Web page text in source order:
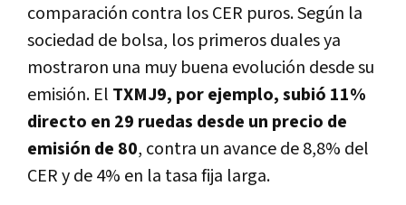
comparación contra los CER puros. Según la
sociedad de bolsa, los primeros duales ya
mostraron una muy buena evolución desde su
emisión. El TXMJ9, por ejemplo, subió 11%
directo en 29 ruedas desde un precio de
emisión de 80, contra un avance de 8,8% del
CER y de 4% en la tasa fija larga.